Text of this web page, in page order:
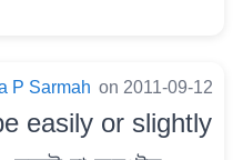
P Sarmah on 2011-09-12
easily or slightly